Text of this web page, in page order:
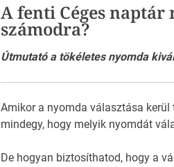
A fenti Céges
számodra?
Útmutató a tökéletes nyomda
Amikor a nyomda választása kerül
mindegy, hogy melyik nyomdát
De hogyan biztosíthatod, hogy a